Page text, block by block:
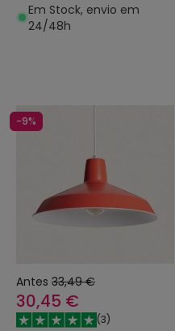
Em Stock, envio em
24/48h
-9%
Antes 33,49 €
30,45 €
(3)